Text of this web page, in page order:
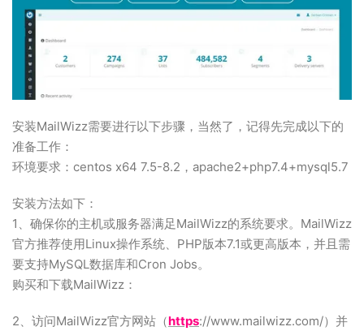
安装MailWizz需要进行以下步骤，当然了，记得先完成以下的
准备工作：
环境要求：centos x64 7.5-8.2，apache2+php7.4+mysql5.7
安装方法如下：
1、确保你的主机或服务器满足MailWizz的系统要求。MailWizz
官方推荐使用Linux操作系统、PHP版本7.1或更高版本，并且需
要支持MySQL数据库和Cron Jobs。
购买和下载MailWizz：
2、访问MailWizz官方网站（https://www.mailwizz.com/）并